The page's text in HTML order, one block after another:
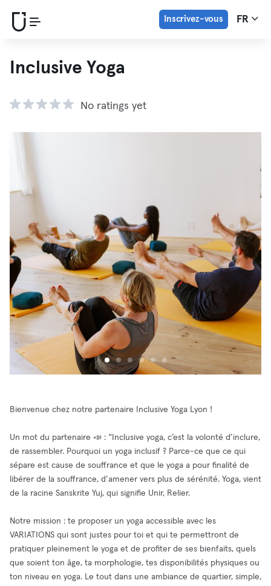
Inscrivez-vous FR
Inclusive Yoga
No ratings yet
Bienvenue chez notre partenaire Inclusive Yoga Lyon !
Un mot du partenaire 📣 : “Inclusive yoga, c’est la volonté d’inclure,
de rassembler. Pourquoi un yoga inclusif ? Parce-ce que ce qui
sépare est cause de souffrance et que le yoga a pour finalité de
libérer de la souffrance, d’amener vers plus de sérénité. Yoga, vient
de la racine Sanskrite Yuj, qui signifie Unir, Relier.
Notre mission : te proposer un yoga accessible avec les
VARIATIONS qui sont justes pour toi et qui te permettront de
pratiquer pleinement le yoga et de profiter de ses bienfaits, quels
que soient ton âge, ta morphologie, tes disponibilités physiques ou
ton niveau en yoga. Le tout dans une ambiance de quartier, simple,